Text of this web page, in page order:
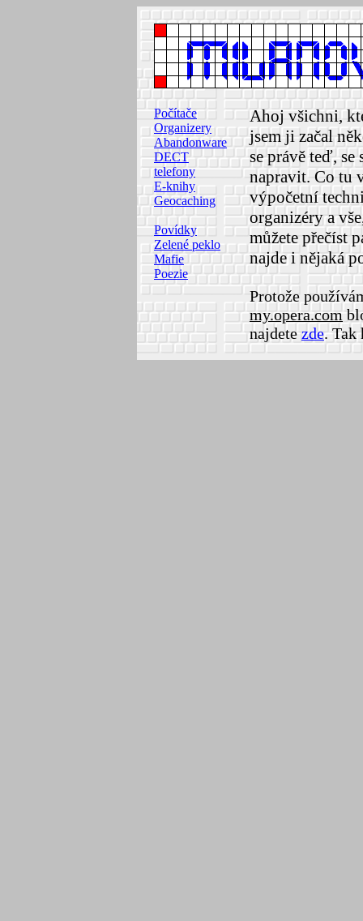
Počítače
Organizery
Abandonware
DECT
telefony
E-knihy
Geocaching
Povídky
Zelené peklo
Mafie
Poezie
Ahoj všichni,
jsem ji začal
se právě teď,
napravit. Co tu
výpočetní
organizéry a
můžete přečíst
najde i nějaká
Protože
my.opera.com
najdetezde. Tak